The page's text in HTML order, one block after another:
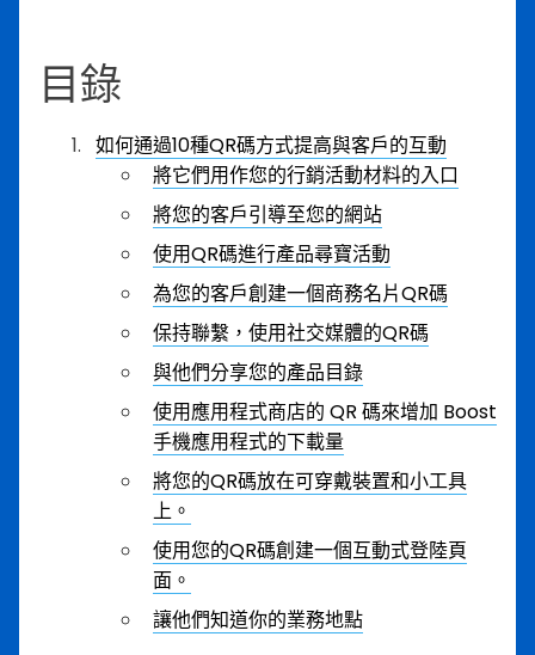
目錄
如何通過10種QR碼方式提高與客戶的互動
將它們用作您的行銷活動材料的入口
將您的客戶引導至您的網站
使用QR碼進行產品尋寶活動
為您的客戶創建一個商務名片QR碼
保持聯繫，使用社交媒體的QR碼
與他們分享您的產品目錄
使用應用程式商店的 QR 碼來增加 Boost
手機應用程式的下載量
將您的QR碼放在可穿戴裝置和小工具
上。
使用您的QR碼創建一個互動式登陸頁
面。
讓他們知道你的業務地點